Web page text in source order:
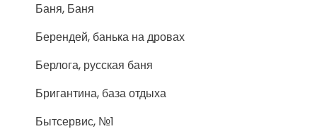
Баня, Баня
Берендей, банька на дровах
Берлога, русская баня
Бригантина, база отдыха
Бытсервис, №1